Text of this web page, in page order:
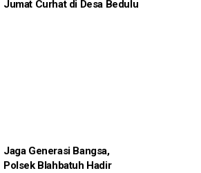
Jumat Curhat di Desa Bedulu
Jaga Generasi Bangsa,
Polsek Blahbatuh Hadir